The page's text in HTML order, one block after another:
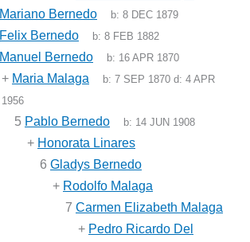
Mariano Bernedo b:8 DEC 1879
Felix Bernedo b:8 FEB 1882
Manuel Bernedo b: 16 APR 1870
+ Maria Malaga b:7 SEP 1870 d:4 APR
1956
5 Pablo Bernedo b: 14 JUN 1908
+ Honorata Linares
6 Gladys Bernedo
+ Rodolfo Malaga
7 Carmen Elizabeth Malaga
+ Pedro Ricardo Del